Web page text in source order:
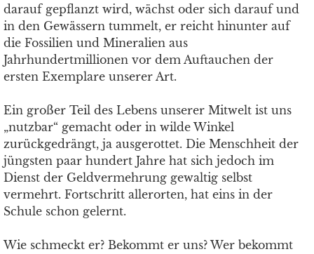
darauf gepflanzt wird, wächst oder sich darauf und
in den Gewässern tummelt, er reicht hinunter auf
die Fossilien und Mineralien aus
Jahrhundertmillionen vor dem Auftauchen der
ersten Exemplare unserer Art.
Ein großer Teil des Lebens unserer Mitwelt ist uns
„nutzbar“ gemacht oder in wilde Winkel
zurückgedrängt, ja ausgerottet. Die Menschheit der
jüngsten paar hundert Jahre hat sich jedoch im
Dienst der Geldvermehrung gewaltig selbst
vermehrt. Fortschritt allerorten, hat eins in der
Schule schon gelernt.
Wie schmeckt er? Bekommt er uns? Wer bekommt